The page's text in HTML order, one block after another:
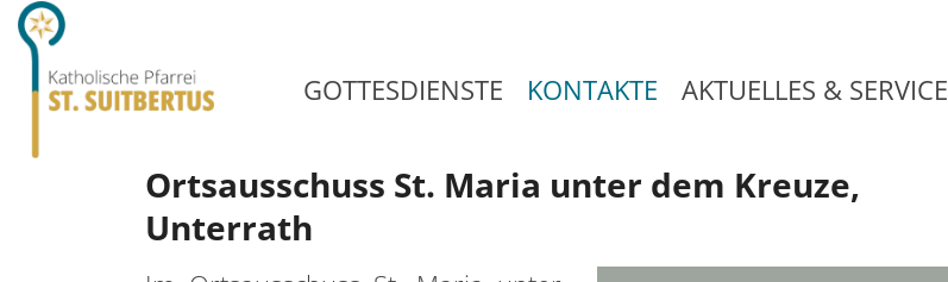
GOTTESDIENSTE KONTAKTE AKTUELLES & SERVICE
Ortsausschuss St. Maria unter dem Kreuze,
Unterrath